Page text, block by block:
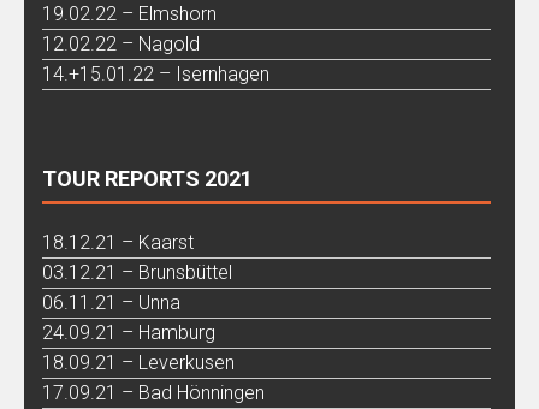
19.02.22 – Elmshorn
12.02.22 – Nagold
14.+15.01.22 – Isernhagen
TOUR REPORTS 2021
18.12.21 – Kaarst
03.12.21 – Brunsbüttel
06.11.21 – Unna
24.09.21 – Hamburg
18.09.21 – Leverkusen
17.09.21 – Bad Hönningen